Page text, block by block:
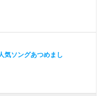
気ソングあつめまし